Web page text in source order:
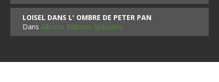
LOISEL DANS L' OMBRE DE PETER PAN
DansAlbums Editions Spéciales